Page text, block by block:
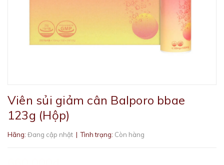
Viên sủi giảm cân Balporo bbae
123g (Hộp)
Hãng: Đang cập nhật | Tình trạng: Còn hàng